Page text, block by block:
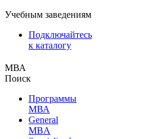
Учебным заведениям
Подключайтесь
к каталогу
МВА
Поиск
Программы
МВА
General
MBA